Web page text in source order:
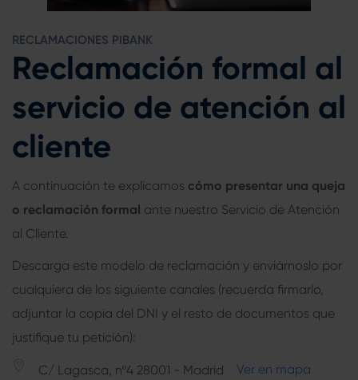
RECLAMACIONES PIBANK
Reclamación formal al
servicio de atención al
cliente
A continuación te explicamos cómo presentar una queja
o reclamación formal ante nuestro Servicio de Atención
al Cliente.
Descarga este modelo de reclamación y enviárnoslo por
cualquiera de los siguiente canales (recuerda firmarlo,
adjuntar la copia del DNI y el resto de documentos que
justifique tu petición):
C/ Lagasca, nº4 28001 - Madrid
Ver en mapa